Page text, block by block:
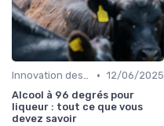
Innovation des recettes • 12/06/2025
Alcool à 96 degrés pour
liqueur : tout ce que vous
devez savoir